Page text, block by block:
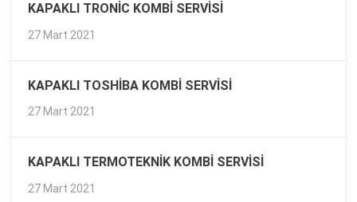
KAPAKLI TRONIC KOMBI SERVISI
27 Mart 2021
KAPAKLI TOSHIBA KOMBI SERVISI
27 Mart 2021
KAPAKLI TERMOTEKNIK KOMBI SERVISI
27 Mart 2021